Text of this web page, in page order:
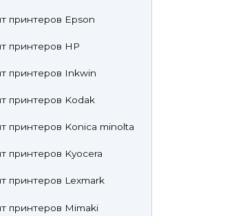
принтеров Epson
принтеров HP
принтеров Inkwin
принтеров Kodak
принтеров Konica minolta
принтеров Kyocera
принтеров Lexmark
принтеров Mimaki